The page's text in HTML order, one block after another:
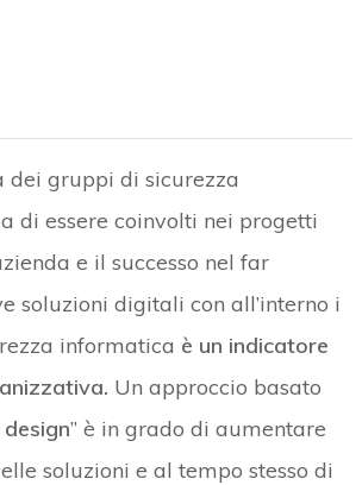
dei gruppi di sicurezza
di essere coinvolti nei progetti
e il successo nel far
soluzioni digitali con all’interno i
informatica è un indicatore
Un approccio basato
” è in grado di aumentare
soluzioni e al tempo stesso di